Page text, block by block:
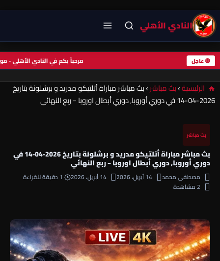
النادي الأهلي
🔴 عاجل مرحباً بكم في النادي الأهلي
الرئيسية›بث مباشر›بث مباشر مباراة أتلتيكو مدريد و برشلونة بتاريخ
2026-04-14 في دوري أوروبا, دوري أبطال اوروبا – ربع النهائي
بث مباشر
بث مباشر مباراة أتلتيكو مدريد و برشلونة بتاريخ 2026-04-14 في
دوري أوروبا, دوري أبطال اوروبا – ربع النهائي
مصطفى محمد 14 أبريل، 2026 14 أبريل، 2026
1 دقيقة للقراءة
2 مشاهدة